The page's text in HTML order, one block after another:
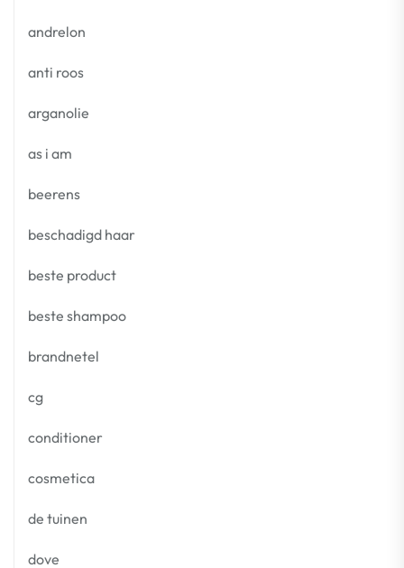
andrelon
anti roos
arganolie
as i am
beerens
beschadigd haar
beste product
beste shampoo
brandnetel
cg
conditioner
cosmetica
de tuinen
dove